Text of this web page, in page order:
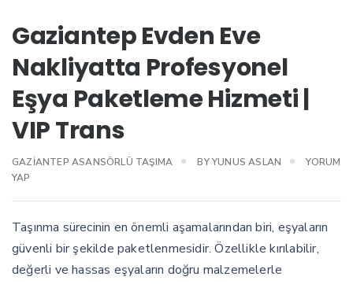
Gaziantep Evden Eve
Nakliyatta Profesyonel
Eşya Paketleme Hizmeti |
VIP Trans
GAZIANTEP ASANSÖRLÜ TAŞIMA BYYUNUS ASLAN
YORUM
YAP
Taşınma sürecinin en önemli aşamalarından biri, eşyaların
güvenli bir şekilde paketlenmesidir. Özellikle kırılabilir,
değerli ve hassas eşyaların doğru malzemelerle